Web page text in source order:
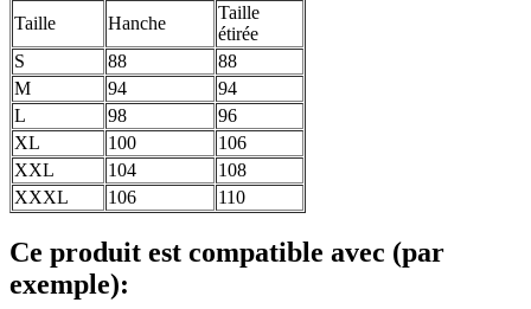
Taille
Hanche
Taille
étirée
S
88
88
M
94
94
L
98
96
XL
100
106
XXL
104
108
XXXL
106 110
Ce produit est compatible avec (par
exemple):